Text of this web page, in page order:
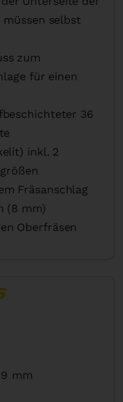
selbst
zum
für einen
36
inkl. 2
Fräsanschlag
(8 mm)
Oberfräsen
mm